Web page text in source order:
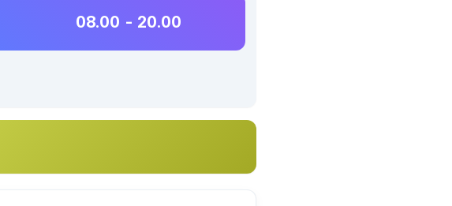
08.00 - 20.00